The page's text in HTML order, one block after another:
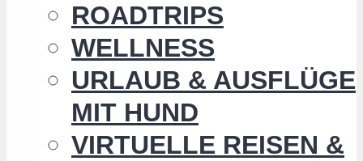
ROADTRIPS
WELLNESS
URLAUB & AUSFLÜGE
MIT HUND
VIRTUELLE REISEN &